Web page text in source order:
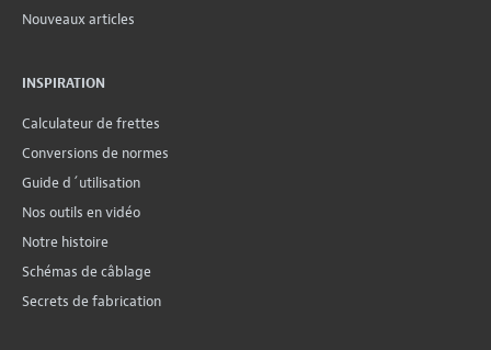
Nouveaux articles
INSPIRATION
Calculateur de frettes
Conversions de normes
Guide d´utilisation
Nos outils en vidéo
Notre histoire
Schémas de câblage
Secrets de fabrication